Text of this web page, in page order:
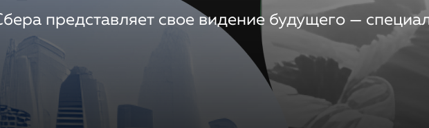
представляет свое видение будущего —